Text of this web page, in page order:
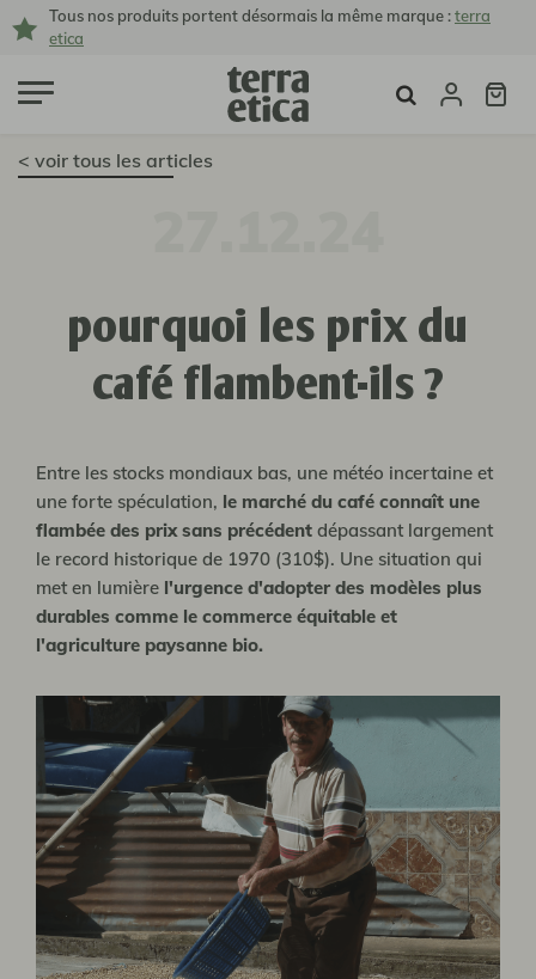
Tous nos produits portent désormais la même marque :terra
etica
< voir tous les articles
pourquoi les prix du
café flambent-ils ?
Entre les stocks mondiaux bas, une météo incertaine et
une forte spéculation, le marché du café connaît une
flambée des prix sans précédent dépassant largement
le record historique de 1970 (310$). Une situation qui
met en lumière l'urgence d'adopter des modèles plus
durables comme le commerce équitable et
l'agriculture paysanne bio.